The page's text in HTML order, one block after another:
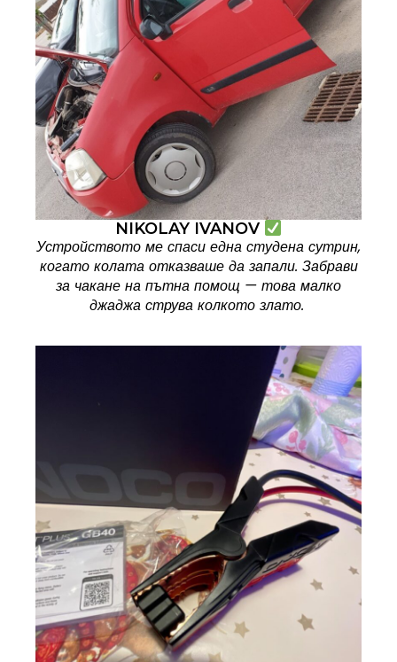
NIKOLAY IVANOV
Устройството ме спаси една студена сутрин,
когато колата отказваше да запали. Забрави
за чакане на пътна помощ — това малко
джаджа струва колкото злато.